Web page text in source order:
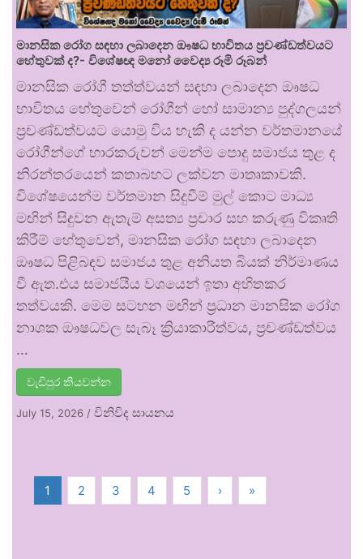
මානසික රෝග සඳහා ලබාදෙන ඖෂධ භාවිතය ප්‍රචණ්ඩත්වයට
හේතුවක් ද?- විශේෂඥ මනෝ වෛද්‍ය රූමි රූබන්
මානසික රෝගී තත්ත්වයන් සඳහා ලබාදෙන ඖෂධ
භාවිතය හේතුවෙන් රෝගීන් හෝ සාමාන්‍ය පුද්ගලයන්
ප්‍රචණ්ඩත්වයට යොමු විය හැකි ද යන්න වර්තමානයේ
රෝගීන්ගේ භාරකරුවන් මෙන්ම පොදු සමාජය තුළ ද
නිරන්තරයෙන් කතාබහට ලක්වන මාතෘකාවකි.
විශේෂයෙන්ම වර්තමාන සිදුවීම් මුල් කොට මාධ්‍ය
මඟින් සිදුවන ඇතැම් අසත්‍ය ප්‍රචාර සහ කරුණු විකෘති
කිරීම් හේතුවෙන්, මානසික රෝග සඳහා ලබාදෙන
ඖෂධ පිළිබඳව සමාජය තුළ අනියත බියක් නිර්මාණය
වී ඇත.එය සමාජයීය වශයෙන් ඉතා අහිතකර
තත්වයකි. මෙම සටහන මඟින් ප්‍රධාන මානසික රෝග
නාශක ඖෂධවල සැබෑ ක්‍රියාකාරීත්වය, ප්‍රචණ්ඩත්වය
…
වැඩිපුර කියවන්න
July 15, 2026 / විනිවිද සායනය
1 2 3 4 5 › »